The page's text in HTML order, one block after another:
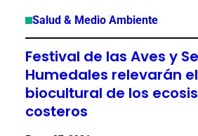
Salud & Medio Ambiente
Festival de las Aves y
Humedales relevarán
biocultural de los
costeros